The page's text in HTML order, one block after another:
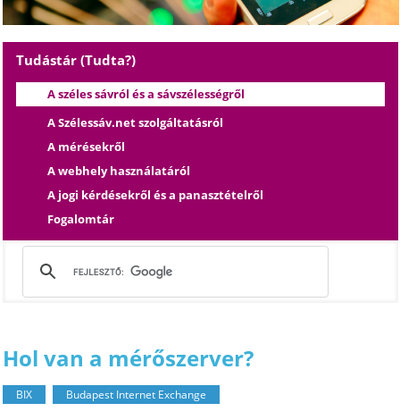
Tudástár (Tudta?)
A széles sávról és a sávszélességről
A Szélessáv.net szolgáltatásról
A mérésekről
A webhely használatáról
A jogi kérdésekről és a panasztételről
Fogalomtár
Hol van a mérőszerver?
BIX Budapest Internet Exchange